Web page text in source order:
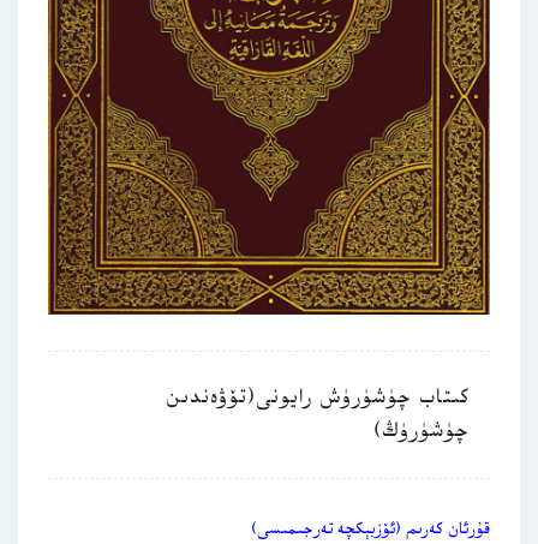
كىتاب چۈشۈرۈش رايونى(تۆۋەندىن
چۈشۈرۈڭ)
قۇرئان كەرىم (ئۆزبېكچە تەرجىمىسى)